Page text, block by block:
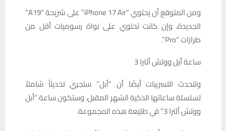
ومن المتوقع أن يحتوي “iPhone 17 Air” على شريحة “A19”
الجديدة، وإن كانت تحتوي على نواة رسوميات أقل من
طرازات “Pro”.
ساعة أبل ووتش ألترا 3
وتتحدث التسريبات أيضًا أن “أبل” ستجري تحديثاً شاملاً
لسلسلة ساعاتها الذكية الشهر المقبل، وستكون ساعة “أبل
ووتش ألترا 3” في طليعة هذه المجموعة.